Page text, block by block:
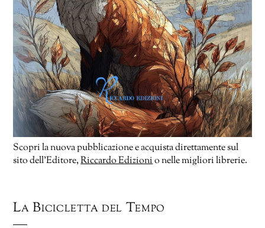
Scopri la nuova pubblicazione e acquista direttamente sul
sito dell’Editore,Riccardo Edizionio nelle migliori librerie.
La Bicicletta del Tempo